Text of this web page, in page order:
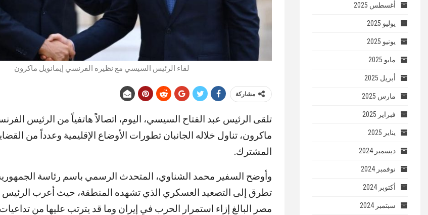
لقاء الرئيس السيسي مع نظيره الفرنسي إيمانويل ماكرون
مشاركة
تلقى الرئيس عبد الفتاح السيسي، اليوم، اتصالاً هاتفياً من الرئيس
ماكرون، تناول خلاله الجانبان تطورات الأوضاع الإقليمية وعدداً من
المشترك.
وأوضح السفير محمد الشناوي، المتحدث الرسمي باسم رئاسة
تطرق إلى التصعيد العسكري الذي تشهده المنطقة، حيث أعرب
مصر البالغ إزاء استمرار الحرب في إيران وما قد يترتب عليها من
أغسطس 2025
يوليو 2025
يونيو 2025
مايو 2025
أبريل 2025
مارس 2025
فبراير 2025
يناير 2025
ديسمبر 2024
نوفمبر 2024
أكتوبر 2024
سبتمبر 2024